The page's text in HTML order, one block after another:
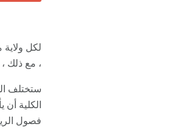
لكل
، مع ذلك
ستختلف
الكلية
فصول